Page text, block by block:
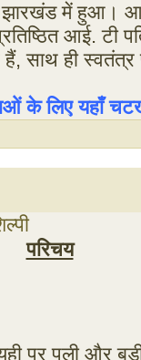
में हुआ। आप
आई. टी
हैं, साथ ही
के लिए यहाँ
परिचय
पर पली और